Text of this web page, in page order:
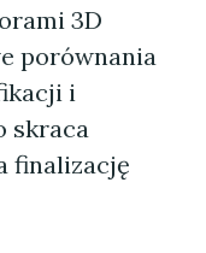
3D
porównania
i
skraca
finalizację